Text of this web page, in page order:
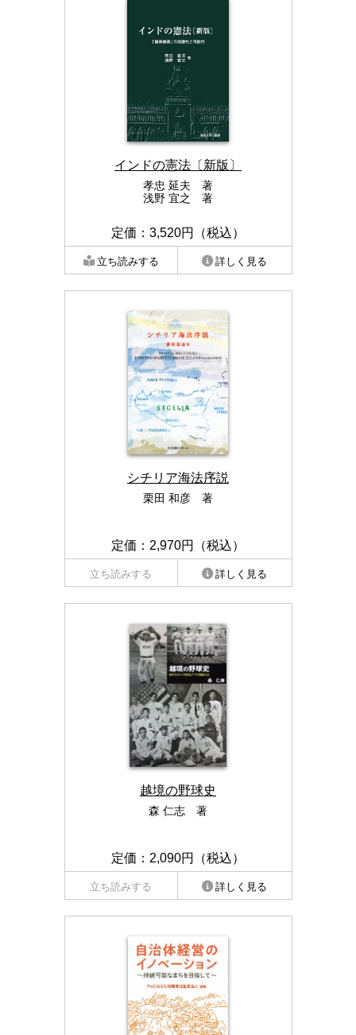
インドの憲法〔新版〕
孝忠 延夫 著
浅野 宜之 著
定価：3,520円（税込）
立ち読みする 詳しく見る
シチリア海法序説
栗田 和彦 著
定価：2,970円（税込）
立ち読みする 詳しく見る
越境の野球史
森 仁志 著
定価：2,090円（税込）
立ち読みする 詳しく見る